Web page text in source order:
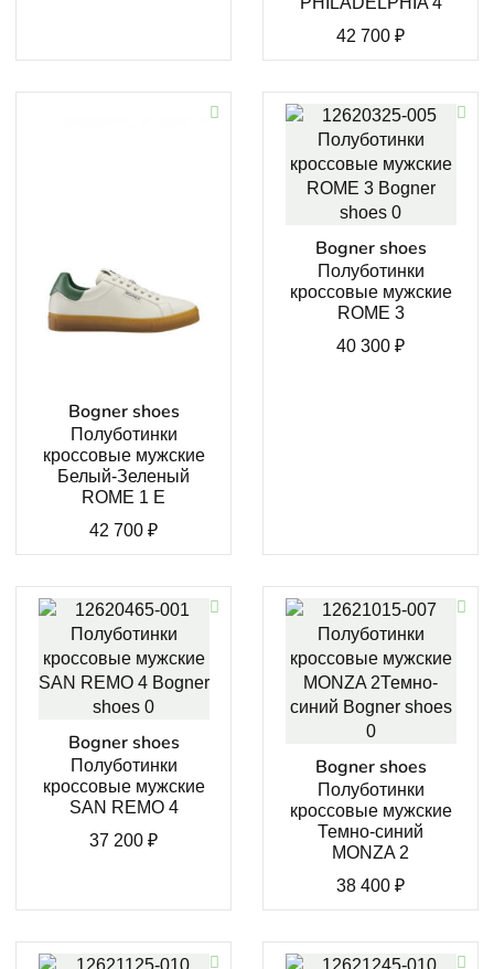
42 700 ₽
Bogner shoes
Полуботинки
кроссовые мужские
Белый-Зеленый
ROME 1 E
42 700 ₽
Bogner shoes
Полуботинки
кроссовые мужские
ROME 3
40 300 ₽
Bogner shoes
Полуботинки
кроссовые мужские
SAN REMO 4
37 200 ₽
Bogner shoes
Полуботинки
кроссовые мужские
Темно-синий
MONZA 2
38 400 ₽